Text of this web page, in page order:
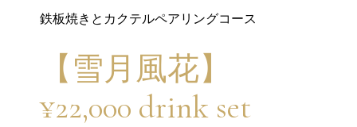
鉄板焼きとカクテルペアリングコース
【雪月風花】
¥22,000 drink set